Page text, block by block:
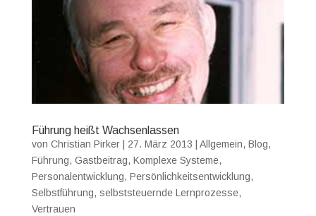
Führung heißt Wachsenlassen
von Christian Pirker| 27. März 2013 Allgemein, Blog,
Führung, Gastbeitrag, Komplexe Systeme,
Personalentwicklung, Persönlichkeitsentwicklung,
Selbstführung, selbststeuernde Lernprozesse,
Vertrauen